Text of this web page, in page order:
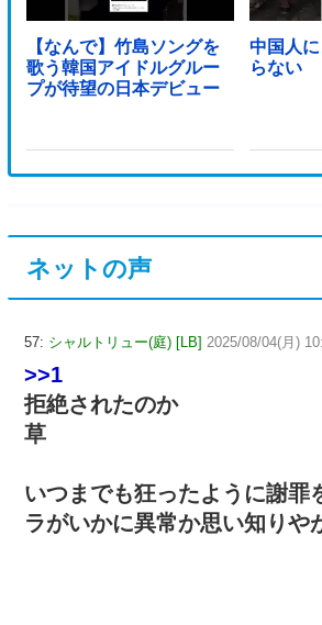
【なんで】竹島ソングを
歌う韓国アイドルグルー
プが待望の日本デビュー
中国人
らない
ネットの声
57: シャルトリュー(庭) [LB] 2025/08/04(月)
>>1
拒絶されたのか
草
いつまでも狂ったように謝罪
ラがいかに異常か思い知りや